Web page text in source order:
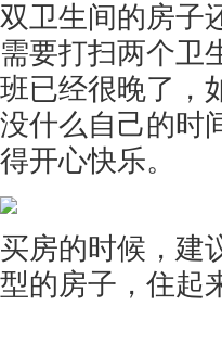
双卫生间的房子
需要打扫两个卫
班已经很晚了，
没什么自己的时
得开心快乐。
买房的时候，建
型的房子，住起